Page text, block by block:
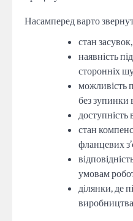
Насамперед варто
стан
наявність
сторонніх
можливість
без зупинки
доступність
стан
фланцевих
умовам
ділянки, де